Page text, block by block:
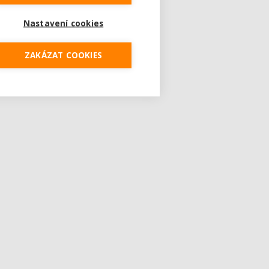
Nastavení cookies
ZAKÁZAT COOKIES